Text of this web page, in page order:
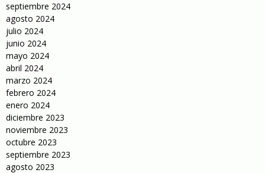
septiembre 2024
agosto 2024
julio 2024
junio 2024
mayo 2024
abril 2024
marzo 2024
febrero 2024
enero 2024
diciembre 2023
noviembre 2023
octubre 2023
septiembre 2023
agosto 2023